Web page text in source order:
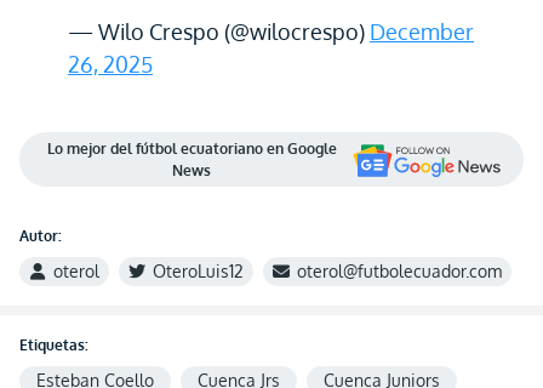
— Wilo Crespo (@wilocrespo) December
26, 2025
Lo mejor del fútbol ecuatoriano en Google
News
Autor:
oterol OteroLuis12 oterol@futbolecuador.com
Etiquetas:
Esteban Coello Cuenca Jrs
Cuenca Juniors